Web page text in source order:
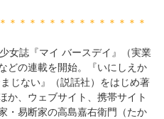
＊＊＊＊＊＊＊＊＊＊＊＊＊＊
女誌『マイ バースデイ』（実業
どの連載を開始。『いにしえか
じない』（説話社）をはじめ著
か、ウェブサイト、携帯サイト
・易断家の高島嘉右衛門（たか